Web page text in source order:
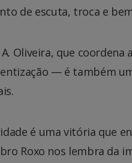
de escuta, troca e
Oliveira, que coordena
— é também
é uma vitória que
Roxo nos lembra da